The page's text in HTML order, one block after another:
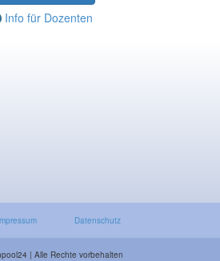
Info für Dozenten
Datenschutz
| Alle Rechte vorbehalten